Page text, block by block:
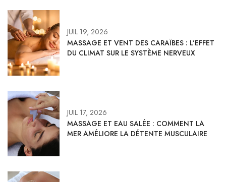
JUIL 19, 2026
MASSAGE ET VENT DES CARAÏBES : L’EFFET
DU CLIMAT SUR LE SYSTÈME NERVEUX
JUIL 17, 2026
MASSAGE ET EAU SALÉE : COMMENT LA
MER AMÉLIORE LA DÉTENTE MUSCULAIRE